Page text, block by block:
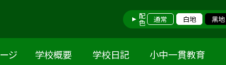
配色 通常 白地 黒地
ジ 学校概要 学校日記 小中一貫教育